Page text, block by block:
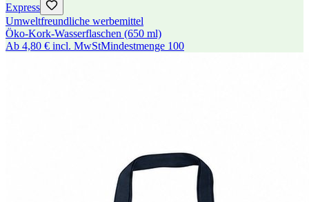
Express
Umweltfreundliche werbemittel
Öko-Kork-Wasserflaschen (650 ml)
Ab 4,80 € incl. MwStMindestmenge 100